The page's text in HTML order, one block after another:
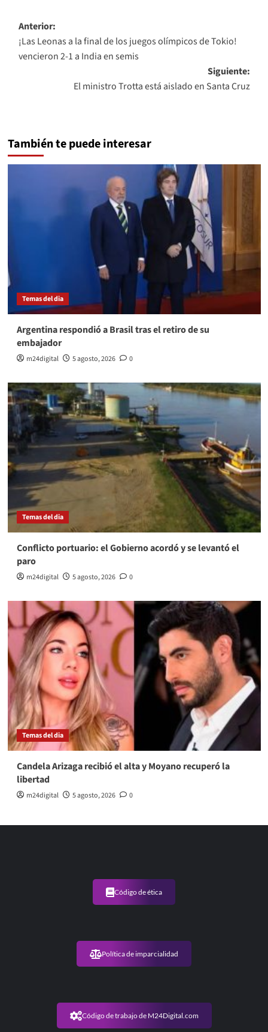
Navegación
de
entradas
Anterior:
¡Las Leonas a la final de los juegos olímpicos de Tokio!
vencieron 2-1 a India en semis
Siguiente:
El ministro Trotta está aislado en Santa Cruz
También te puede interesar
Temas del dia
Argentina respondió a Brasil tras el retiro de su
embajador
m24digital 5 agosto, 2026 0
Temas del dia
Conflicto portuario: el Gobierno acordó y se levantó el
paro
m24digital 5 agosto, 2026 0
Temas del dia
Candela Arizaga recibió el alta y Moyano recuperó la
libertad
m24digital 5 agosto, 2026 0
Código de ética
Política de imparcialidad
Código de trabajo de M24Digital.com